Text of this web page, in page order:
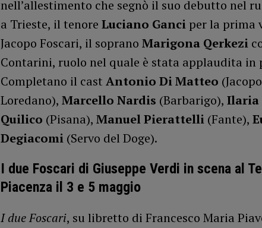
nell’allestimento che segnò il suo debutto nel
a Trieste, il tenore Luciano Ganci per la prima
Jacopo Foscari, il soprano Marigona Qerkezi
Contarini, ruolo nel quale è stata applaudita in
Completano il cast Antonio Di Matteo (Jacopo
Loredano), Marcello Nardis (Barbarigo), Ilaria
Quilico (Pisana), Manuel Pierattelli(Fante),
Degiacomi(Servo del Doge).
I due Foscari di Giuseppe Verdi in scena al
Piacenza il 3 e 5 maggio
I due Foscari, su libretto di Francesco Maria